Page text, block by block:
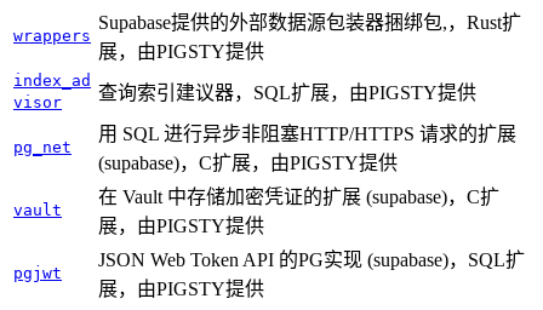
wrappers
Supabase提供的外部数据源包装器捆绑包,，Rust扩
展，由PIGSTY提供
index_ad
visor
查询索引建议器，SQL扩展，由PIGSTY提供
pg_net
用 SQL 进行异步非阻塞HTTP/HTTPS 请求的扩展
(supabase)，C扩展，由PIGSTY提供
vault
在 Vault 中存储加密凭证的扩展 (supabase)，C扩
展，由PIGSTY提供
pgjwt
JSON Web Token API 的PG实现 (supabase)，SQL扩
展，由PIGSTY提供